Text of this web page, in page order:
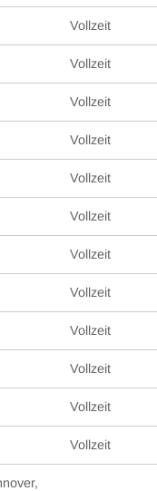
Vollzeit
Vollzeit
Vollzeit
Vollzeit
Vollzeit
Vollzeit
Vollzeit
Vollzeit
Vollzeit
Vollzeit
Vollzeit
Vollzeit